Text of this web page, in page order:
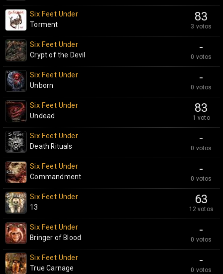
83
3 votos
Six Feet Under
Torment
-
0 votos
Six Feet Under
Crypt of the Devil
-
0 votos
Six Feet Under
Unborn
83
1 voto
Six Feet Under
Undead
-
0 votos
Six Feet Under
Death Rituals
-
0 votos
Six Feet Under
Commandment
63
12 votos
Six Feet Under
13
-
0 votos
Six Feet Under
Bringer of Blood
-
0 votos
Six Feet Under
True Carnage